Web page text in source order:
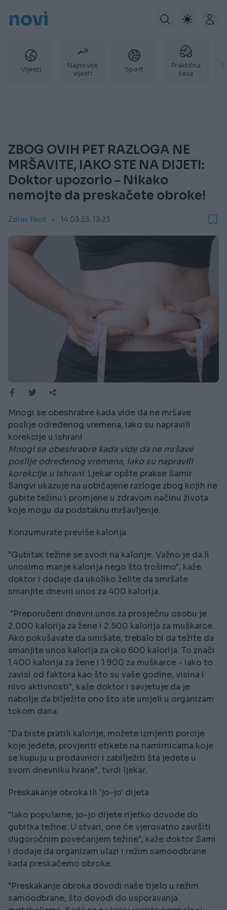
novi
Vijesti
Najnovije
vijesti
Sport
Praktična
žena
ZBOG OVIH PET RAZLOGA NE
MRŠAVITE, IAKO STE NA DIJETI:
Doktor upozorio - Nikako
nemojte da preskačete obroke!
Zdrav život 14.03.23. 13:23
Mnogi se obeshrabre kada vide da ne mršave
poslije određenog vremena, iako su napravili
korekcije u ishrani
Mnogi se obeshrabre kada vide da ne mršave
poslije određenog vremena, iako su napravili
korekcije u ishrani. Ljekar opšte prakse Samir
Sangvi ukazuje na uobičajene razloge zbog kojih ne
gubite težinu i promjene u zdravom načinu života
koje mogu da podstaknu mršavljenje.
Konzumurate previše kalorija
"Gubitak težine se svodi na kalorije. Važno je da li
unosimo manje kalorija nego što trošimo", kaže
doktor i dodaje da ukoliko želite da smršate
smanjite dnevni unos za 400 kalorija.
"Preporučeni dnevni unos za prosječnu osobu je
2.000 kalorija za žene i 2.500 kalorija za muškarce.
Ako pokušavate da smršate, trebalo bi da težite da
smanjite unos kalorija za oko 600 kalorija. To znači
1.400 kalorija za žene i 1.900 za muškarce - iako to
zavisi od faktora kao što su vaše godine, visina i
nivo aktivnosti", kaže doktor i savjetuje da je
nabolje da bilježite ono što ste unijeli u organizam
tokom dana.
"Da biste pratili kalorije, možete izmjeriti porcije
koje jedete, provjeriti etikete na namirnicama koje
se kupuju u prodavnici i zabilježiti šta jedete u
svom dnevniku hrane", tvrdi ljekar.
Preskakanje obroka ili 'jo-jo' dijeta
"Iako popularne, jo-jo dijete rijetko dovode do
gubitka težine. U stvari, one će vjerovatno završiti
dugoročnim povećanjem težine", kaže doktor Sami
i dodaje da organizam ulazi i režim samoodbrane
kada preskačemo obroke.
"Preskakanje obroka dovodi naše tijelo u režim
samoodbrane, što dovodi do usporavanja